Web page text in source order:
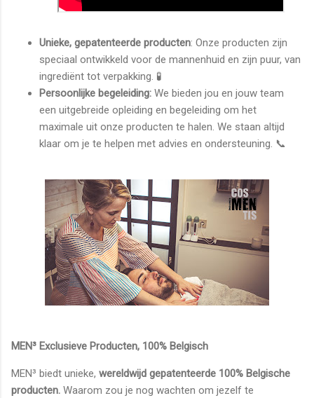
Unieke, gepatenteerde producten: Onze producten zijn
speciaal ontwikkeld voor de mannenhuid en zijn puur, van
ingrediënt tot verpakking. 🧪
Persoonlijke begeleiding: We bieden jou en jouw team
een uitgebreide opleiding en begeleiding om het
maximale uit onze producten te halen. We staan altijd
klaar om je te helpen met advies en ondersteuning. 📞
MEN³ Exclusieve Producten, 100% Belgisch
MEN³ biedt unieke, wereldwijd gepatenteerde 100% Belgische
producten. Waarom zou je nog wachten om jezelf te